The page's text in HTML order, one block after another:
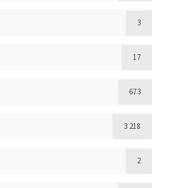
3
17
673
3 218
2